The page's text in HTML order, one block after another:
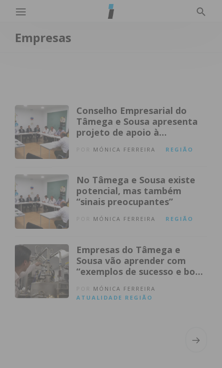
Empresas
Conselho Empresarial do
Tâmega e Sousa apresenta
projeto de apoio à
internacionalização das
empresas
MÓNICA FERREIRA REGIÃO
No Tâmega e Sousa existe
potencial, mas também
“sinais preocupantes”
MÓNICA FERREIRA REGIÃO
Empresas do Tâmega e
Sousa vão aprender com
“exemplos de sucesso e boas
MÓNICA FERREIRA
ATUALIDADE REGIÃO